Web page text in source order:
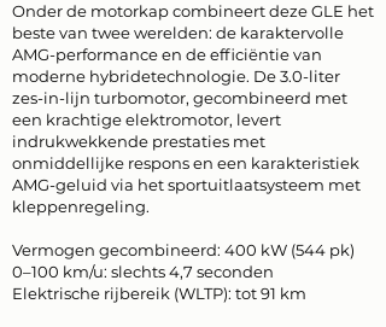
Onder de motorkap combineert deze GLE het
beste van twee werelden: de karaktervolle
AMG-performance en de efficiëntie van
moderne hybridetechnologie. De 3.0-liter
zes-in-lijn turbomotor, gecombineerd met
een krachtige elektromotor, levert
indrukwekkende prestaties met
onmiddellijke respons en een karakteristiek
AMG-geluid via het sportuitlaatsysteem met
kleppenregeling.
Vermogen gecombineerd: 400 kW (544 pk)
0–100 km/u: slechts 4,7 seconden
Elektrische rijbereik (WLTP): tot 91 km